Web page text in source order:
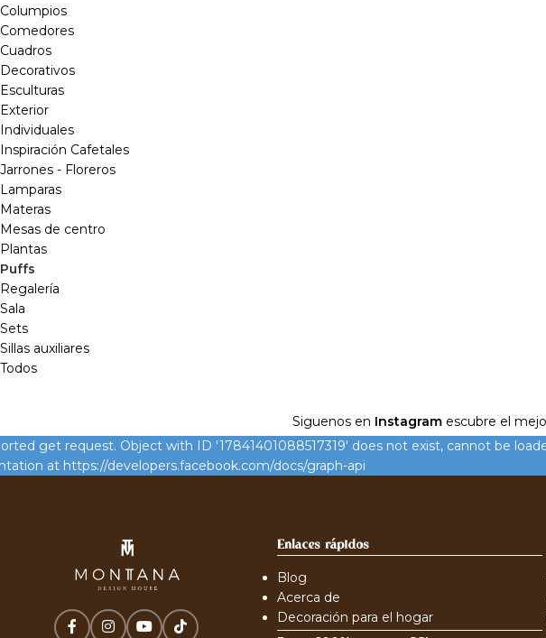
Columpios
Comedores
Cuadros
Decorativos
Esculturas
Exterior
Individuales
Inspiración Cafetales
Jarrones - Floreros
Lamparas
Materas
Mesas de centro
Plantas
Puffs
Regalería
Sala
Sets
Sillas auxiliares
Todos
Siguenos en Instagramescubre el
get request. Object with ID '17841401088517319' does not exist, cannot be
at https://developers.facebook.com/docs/graph-api
Enlaces rápidos
Blog
Acerca de
Decoración para el hogar